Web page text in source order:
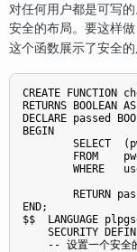
对任何用户都是可写
安全的布局。要这样
这个函数展示了安全的
CREATE FUNCTION
RETURNS BOOLEAN
DECLARE passed
BEGIN
SELECT
FROM
WHERE
RETURN
END;
$$  LANGUAGE
SECURITY
-- 设置一个安全